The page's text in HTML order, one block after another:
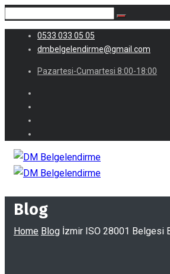
0533 033 05 05
dmbelgelendirme@gmail.com
Pazartesi-Cumartesi 8:00-18:00
Blog
Home Blog İzmir ISO 28001 Belgesi